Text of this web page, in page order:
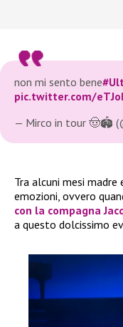
non mi sento bene
pic.twitter.com/
— Mirco in tour 🤠🏟
Tra alcuni mesi
emozioni, ovvero
con la compagna
a questo dolcissimo